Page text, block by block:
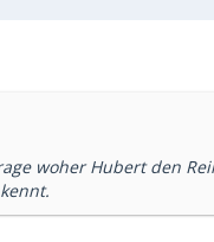
woher Hubert den